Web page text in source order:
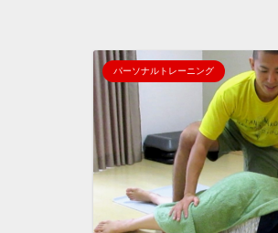
パーソナルトレーニング